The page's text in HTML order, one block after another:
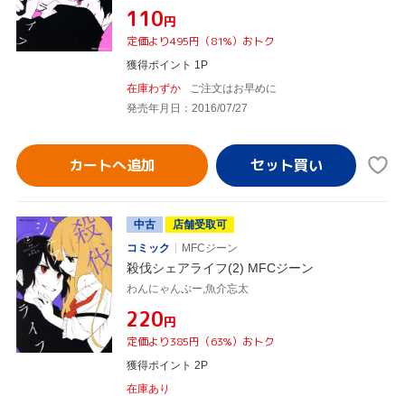
¥110円
定価より495円（81%）おトク
獲得ポイント 1P
在庫わずか
ご注文はお早めに
発売年月日：2016/07/27
カートへ追加
中古
店舗受取可
コミック
MFCジーン
殺伐シェアライフ(2) MFCジーン
わんにゃんぷー,魚介忘太
¥220円
定価より385円（63%）おトク
獲得ポイント 2P
在庫あり